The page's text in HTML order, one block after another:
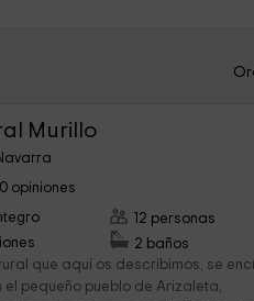
Murillo
0 opiniones
12 personas
2 baños
que aquí os describimos, se
el pequeño pueblo de Arizaleta,